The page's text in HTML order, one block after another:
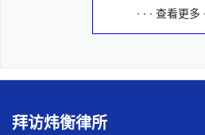
· · · 查看更多
拜访炜衡律所